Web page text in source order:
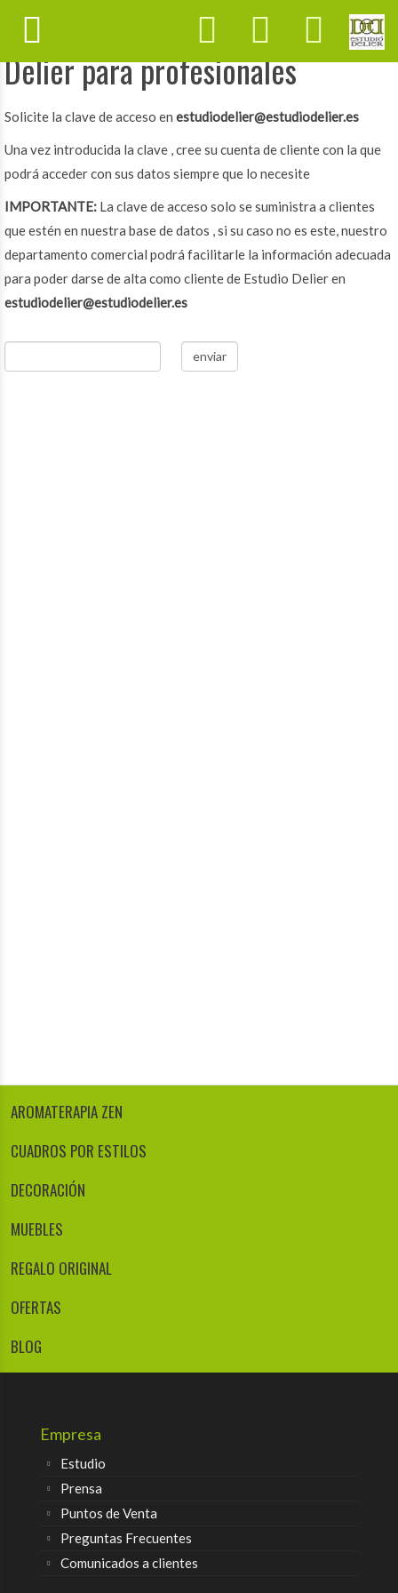
Acceso tienda online Estudio
Delier para profesionales
Solicite la clave de acceso en estudiodelier@estudiodelier.es
Una vez introducida la clave , cree su cuenta de cliente con la que
podrá acceder con sus datos siempre que lo necesite
IMPORTANTE: La clave de acceso solo se suministra a clientes
que estén en nuestra base de datos , si su caso no es este, nuestro
departamento comercial podrá facilitarle la información adecuada
para poder darse de alta como cliente de Estudio Delier en
estudiodelier@estudiodelier.es
AROMATERAPIA ZEN
CUADROS POR ESTILOS
DECORACIÓN
MUEBLES
REGALO ORIGINAL
OFERTAS
BLOG
Empresa
Estudio
Prensa
Puntos de Venta
Preguntas Frecuentes
Comunicados a clientes